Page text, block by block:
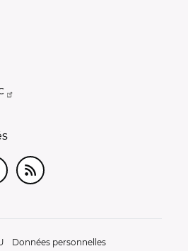
RSS
Données personnelles